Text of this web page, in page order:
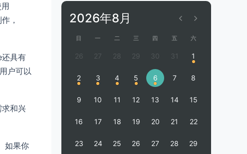
，
具有
户可以
和兴
如果你
2026年8月
日 一 二 三 四 五 六
26 27 28 29 30 31 1
2 3 4 5 6 7 8
9 10 11 12 13 14 15
16 17 18 19 20 21 22
23 24 25 26 27 28 29